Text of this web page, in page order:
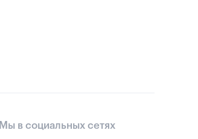
Мы в социальных сетях